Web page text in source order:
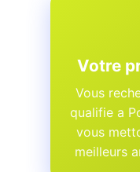
Votre
Vous
qualifie a
vous
meilleurs